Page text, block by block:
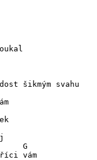
šikmým svahu
G
vám